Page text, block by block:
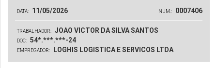
DATA: 11/05/2026 NUM.: 0007406
TRABALHADOR: JOAO VICTOR DA SILVA SANTOS
DOC: 54*.***.***-24
EMPREGADOR: LOGHIS LOGISTICA E SERVICOS LTDA